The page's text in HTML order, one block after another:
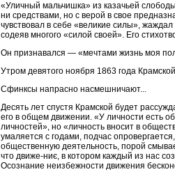
«Уличный мальчишка» из казачьей
ни средствами, но с верой в свое
чувствовал в себе «великие силы»,
содеяв многого «силой своей». Его
Он признавался — «мечтами жизнь моя
Утром девятого ноября 1863 года
Сфинксы напрасно насмешничают...
Десять лет спустя Крамской будет
его в общем движении. «У личности есть
личностей», но «личность вносит в
умаляется с годами, подчас
общественную деятельность, порой
что движе-ниє, в котором каждый из нас
Осознание неизбежности движения